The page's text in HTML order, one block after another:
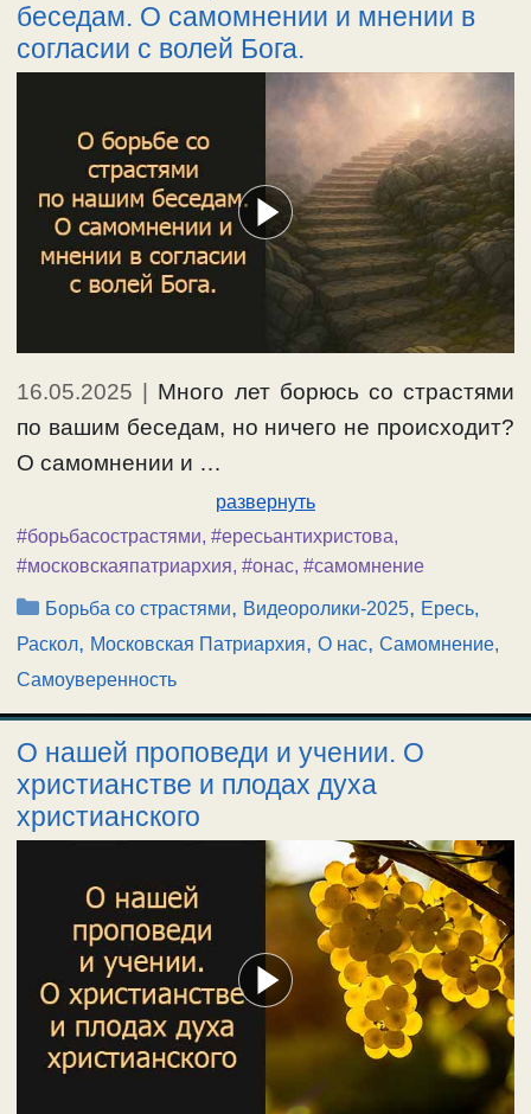
беседам. О самомнении и мнении в
согласии с волей Бога.
16.05.2025
Много лет борюсь со страстями
по вашим беседам, но ничего не происходит?
О самомнении и …
развернуть
#борьбасострастями, #ересьантихристова,
#московскаяпатриархия, #онас, #самомнение
Рубрики
Борьба со страстями, Видеоролики-2025, Ересь,
Раскол, Московская Патриархия, О нас, Самомнение,
Самоуверенность
О нашей проповеди и учении. О
христианстве и плодах духа
христианского